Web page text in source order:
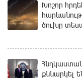
Խոշոր
ծուխը
քննարկել